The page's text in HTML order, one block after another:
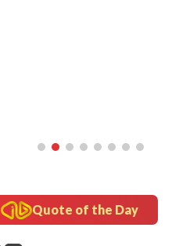
Quote of the Day